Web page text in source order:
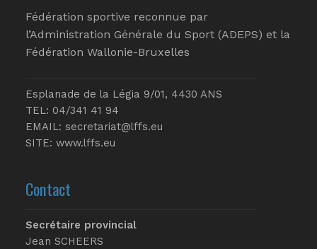
Fédération sportive reconnue par
l’Administration Générale du Sport (ADEPS) et la
Fédération Wallonie-Bruxelles
Esplanade de la Légia 9/01, 4430 ANS
TEL: 04/341 41 94
EMAIL: secretariat@lffs.eu
SITE: www.lffs.eu
Contact
Secrétaire provincial
Jean SCHEERS